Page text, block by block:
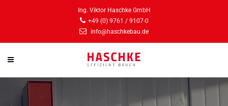
Ing. Viktor Haschke GmbH
+49 (0) 9761 / 9107-0
info@haschkebau.de